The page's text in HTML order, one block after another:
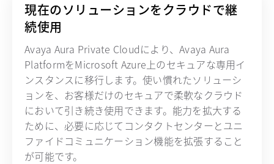
現在のソリューションをクラウドで継
続使用
Avaya Aura Private Cloudにより、Avaya Aura
PlatformをMicrosoft Azure上のセキュアな専用イ
ンスタンスに移行します。使い慣れたソリューシ
ョンを、お客様だけのセキュアで柔軟なクラウド
において引き続き使用できます。能力を拡大する
ために、必要に応じてコンタクトセンターとユニ
ファイドコミュニケーション機能を拡張すること
が可能です。